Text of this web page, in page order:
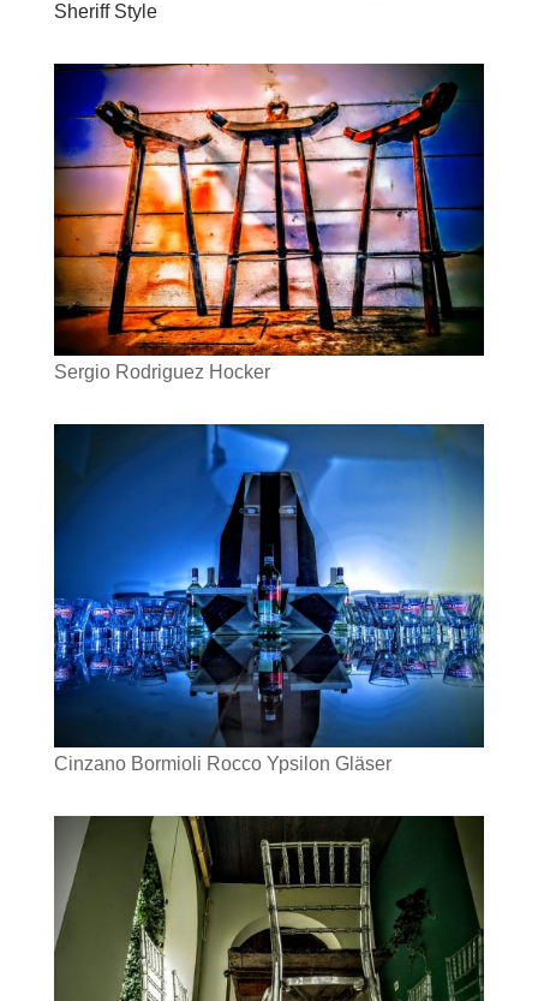
Sheriff Style
Sergio Rodriguez Hocker
Cinzano Bormioli Rocco Ypsilon Gläser